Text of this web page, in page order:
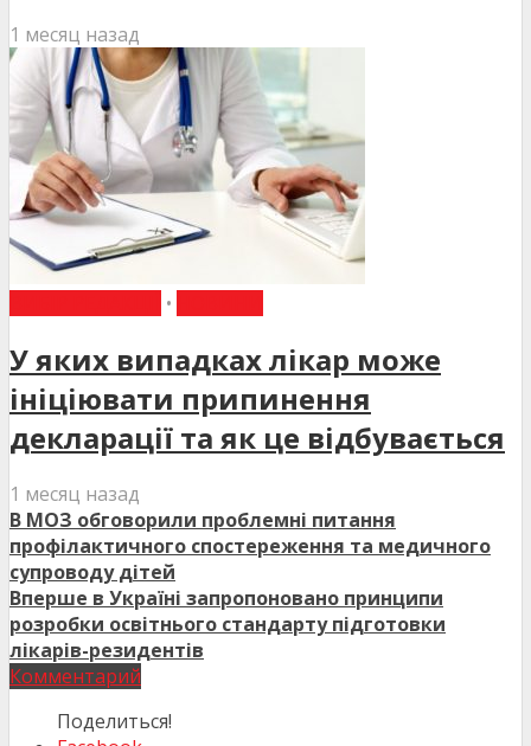
1 месяц назад
•
У яких випадках лікар може
ініціювати припинення
декларації та як це відбувається
1 месяц назад
В МОЗ обговорили проблемні питання
профілактичного спостереження та медичного
супроводу дітей
Вперше в Україні запропоновано принципи
розробки освітнього стандарту підготовки
лікарів-резидентів
Комментарий
Поделиться!